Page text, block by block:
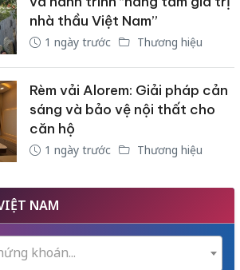
nhà thầu Việt Nam”
1 ngày trước Thương hiệu
Rèm vải Alorem: Giải pháp cản
sáng và bảo vệ nội thất cho
căn hộ
1 ngày trước Thương hiệu
NAM
khoán...